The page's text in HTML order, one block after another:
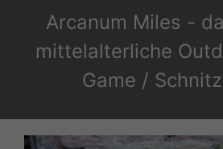
springen
Arcanum Miles -
mittelalterliche
Game /